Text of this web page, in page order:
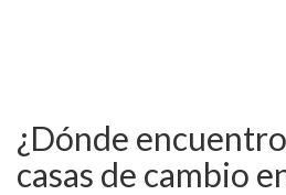
¿Dónde
casas de cambio